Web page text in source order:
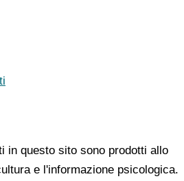
in questo sito sono prodotti allo
e l'informazione psicologica.